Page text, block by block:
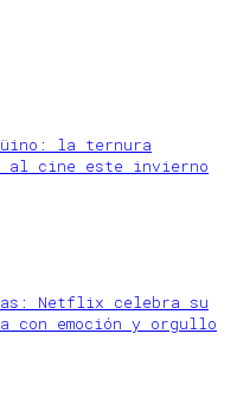
la ternura
al cine este invierno
Netflix celebra su
con emoción y orgullo